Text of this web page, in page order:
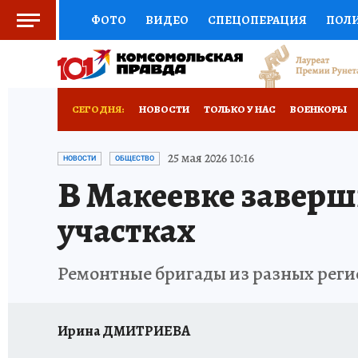
ФОТО ВИДЕО СПЕЦОПЕРАЦИЯ
СОЦПОДДЕРЖКА НАУКА СПОРТ
ДЕФИЦИТ ЖЕЛЕЗА
РАДИО КП
СЕГОДНЯ: НОВОСТИ ТОЛЬКО У НАС ВОЕНКОРЫ
НОВОРОССИЯ АФИША
НОВОСТИ ОБЩЕСТВО 25 мая 2026 10:16
В Макеевке
участках
Ремонтные бригады из разных
Ирина ДМИТРИЕВА